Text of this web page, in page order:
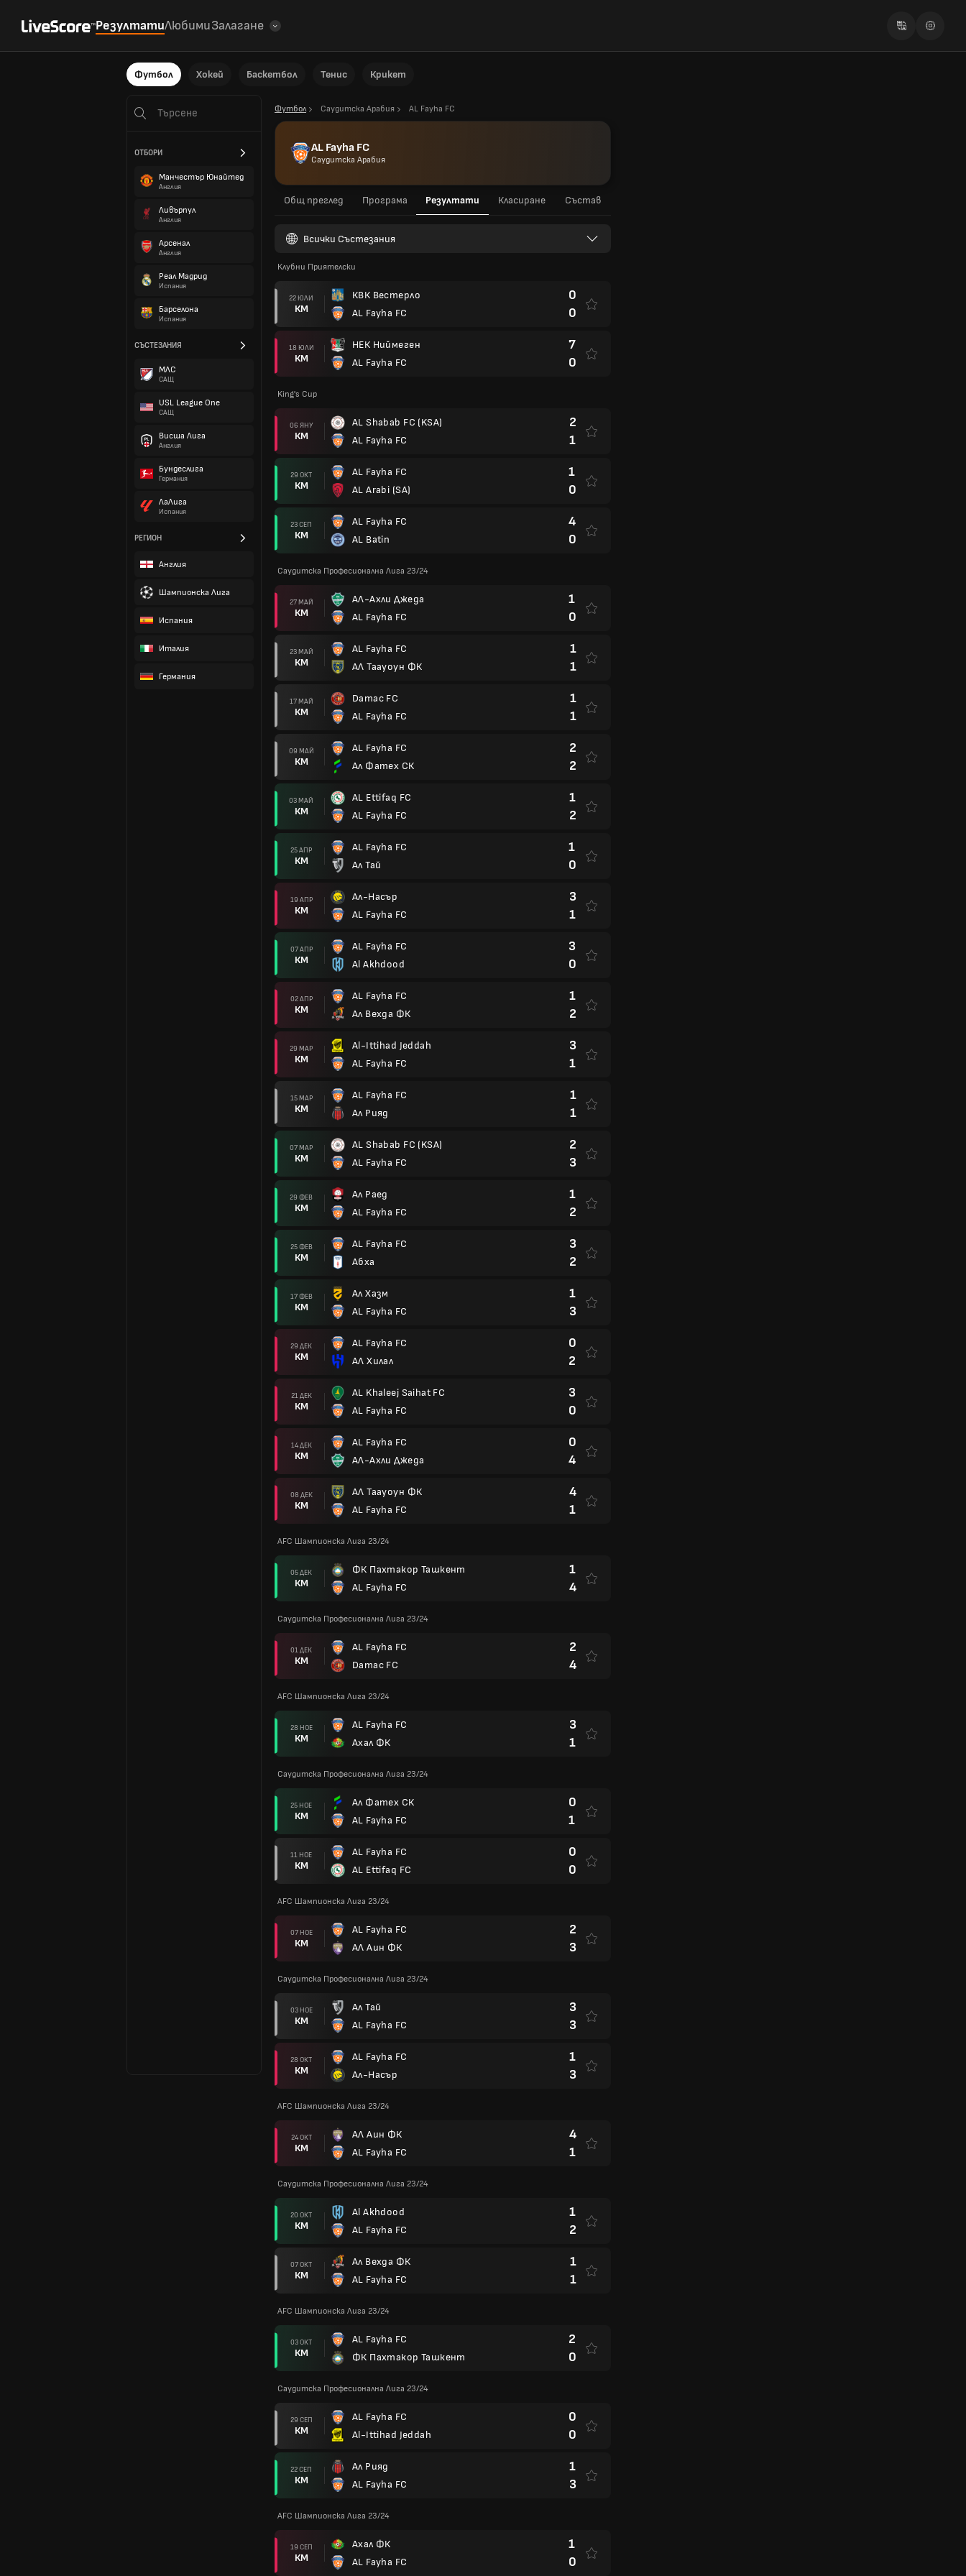
РезултатиЛюбимиЗалагане
Футбол Хокей Баскетбол Тенис Крикет
ОТБОРИ
Манчестър Юнайтед
Англия
Ливърпул
Англия
Арсенал
Англия
Реал Мадрид
Испания
Барселона
Испания
СЪСТЕЗАНИЯ
МЛС
САЩ
USL League One
САЩ
Висша Лига
Англия
Бундеслига
Германия
ЛаЛига
Испания
РЕГИОН
Англия
Шампионска Лига
Испания
Италия
Германия
Футбол Саудитска Арабия AL Fayha FC
AL Fayha FC
Саудитска Арабия
Общ преглед Програма Резултати Класиране Състав
Всички Състезания
Клубни Приятелски
22 ЮЛИ
КМ
КВК Вестерло
AL Fayha FC
0
0
18 ЮЛИ
КМ
НЕК Ниймеген
AL Fayha FC
7
0
King's Cup
06 ЯНУ
КМ
AL Shabab FC (KSA)
AL Fayha FC
2
1
29 ОКТ
КМ
AL Fayha FC
AL Arabi (SA)
1
0
23 СЕП
КМ
AL Fayha FC
AL Batin
4
0
Саудитска Професионална Лига 23/24
27 МАЙ
КМ
АЛ-Ахли Джеда
AL Fayha FC
1
0
23 МАЙ
КМ
AL Fayha FC
АЛ Таауоун ФК
1
1
17 МАЙ
КМ
Damac FC
AL Fayha FC
1
1
09 МАЙ
КМ
AL Fayha FC
Ал Фатех СК
2
2
03 МАЙ
КМ
AL Ettifaq FC
AL Fayha FC
1
2
25 АПР
КМ
AL Fayha FC
Ал Тай
1
0
19 АПР
КМ
Ал-Насър
AL Fayha FC
3
1
07 АПР
КМ
AL Fayha FC
Al Akhdood
3
0
02 АПР
КМ
AL Fayha FC
Ал Вехда ФК
1
2
29 МАР
КМ
Al-Ittihad Jeddah
AL Fayha FC
3
1
15 МАР
КМ
AL Fayha FC
Ал Рияд
1
1
07 МАР
КМ
AL Shabab FC (KSA)
AL Fayha FC
2
3
29 ФЕВ
КМ
Ал Раед
AL Fayha FC
1
2
25 ФЕВ
КМ
AL Fayha FC
Абха
3
2
17 ФЕВ
КМ
Ал Хазм
AL Fayha FC
1
3
29 ДЕК
КМ
AL Fayha FC
АЛ Хилал
0
2
21 ДЕК
КМ
AL Khaleej Saihat FC
AL Fayha FC
3
0
14 ДЕК
КМ
AL Fayha FC
АЛ-Ахли Джеда
0
4
08 ДЕК
КМ
АЛ Таауоун ФК
AL Fayha FC
4
1
AFC Шампионска Лига 23/24
05 ДЕК
КМ
ФК Пахтакор Ташкент
AL Fayha FC
1
4
Саудитска Професионална Лига 23/24
01 ДЕК
КМ
AL Fayha FC
Damac FC
2
4
AFC Шампионска Лига 23/24
28 НОЕ
КМ
AL Fayha FC
Ахал ФК
3
1
Саудитска Професионална Лига 23/24
25 НОЕ
КМ
Ал Фатех СК
AL Fayha FC
0
1
11 НОЕ
КМ
AL Fayha FC
AL Ettifaq FC
0
0
AFC Шампионска Лига 23/24
07 НОЕ
КМ
AL Fayha FC
АЛ Аин ФК
2
3
Саудитска Професионална Лига 23/24
03 НОЕ
КМ
Ал Тай
AL Fayha FC
3
3
28 ОКТ
КМ
AL Fayha FC
Ал-Насър
1
3
AFC Шампионска Лига 23/24
24 ОКТ
КМ
АЛ Аин ФК
AL Fayha FC
4
1
Саудитска Професионална Лига 23/24
20 ОКТ
КМ
Al Akhdood
AL Fayha FC
1
2
07 ОКТ
КМ
Ал Вехда ФК
AL Fayha FC
1
1
AFC Шампионска Лига 23/24
03 ОКТ
КМ
AL Fayha FC
ФК Пахтакор Ташкент
2
0
Саудитска Професионална Лига 23/24
29 СЕП
КМ
AL Fayha FC
Al-Ittihad Jeddah
0
0
22 СЕП
КМ
Ал Рияд
AL Fayha FC
1
3
AFC Шампионска Лига 23/24
19 СЕП
КМ
Ахал ФК
AL Fayha FC
1
0